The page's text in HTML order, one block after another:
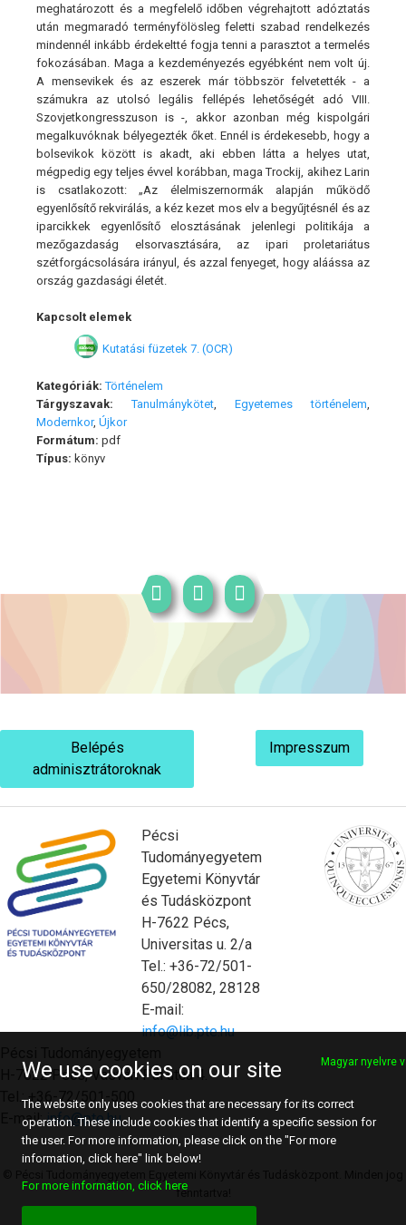
meghatározott és a megfelelő időben végrehajtott adóztatás
után megmaradó terményfölösleg feletti szabad rendelkezés
mindennél inkább érdekeltté fogja tenni a parasztot a termelés
fokozásában. Maga a kezdeményezés egyébként nem volt új.
A mensevikek és az eszerek már többször felvetették - a
számukra az utolsó legális fellépés lehetőségét adó VIII.
Szovjetkongresszuson is -, akkor azonban még kispolgári
megalkuvóknak bélyegezték őket. Ennél is érdekesebb, hogy a
bolsevikok között is akadt, aki ebben látta a helyes utat,
mégpedig egy teljes évvel korábban, maga Trockij, akihez Larin
is csatlakozott: „Az élelmiszernormák alapján működő
egyenlősítő rekvirálás, a kéz kezet mos elv a begyűjtésnél és az
iparcikkek egyenlősítő elosztásának jelenlegi politikája a
mezőgazdaság elsorvasztására, az ipari proletariátus
szétforgácsolására irányul, és azzal fenyeget, hogy aláássa az
ország gazdasági életét.
Kapcsolt elemek
Kutatási füzetek 7. (OCR)
Kategóriák: Történelem
Tárgyszavak:
Tanulmánykötet Egyetemes történelem
Modernkor, Újkor
Formátum: pdf
Típus: könyv
Belépés
adminisztrátoroknak
Impresszum
Pécsi
Tudományegyetem
Egyetemi Könyvtár
és Tudásközpont
H-7622 Pécs,
Universitas u. 2/a
Tel.: +36-72/501-
650/28082, 28128
E-mail:
info@lib.pte.hu
H-7622 Pécs, Vasvári Pál utca 4.
Tel.: +36-72/501-500
E-mail:info@pte.hu
fenntartva!
We use cookies on our site Magyar nyelvre
The website only uses cookies that are necessary for its correct
operation. These include cookies that identify a specific session for
the user. For more information, please click on the "For more
information, click here" link below!
For more information, click here